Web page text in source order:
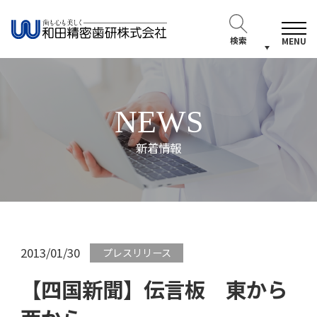
検索 MENU
NEWS
新着情報
2013/01/30 プレスリリース
【四国新聞】伝言板 東から